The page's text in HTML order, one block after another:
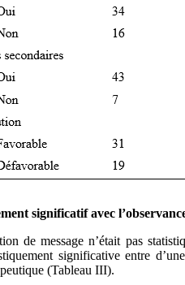
significatif avec
de message n’était pas
significative entre
(Tableau III).